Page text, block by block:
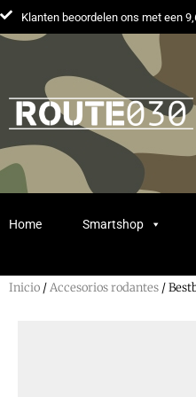
Klanten beoordelen ons met een
Home Smartshop
Inicio /Accesorios rodantes /